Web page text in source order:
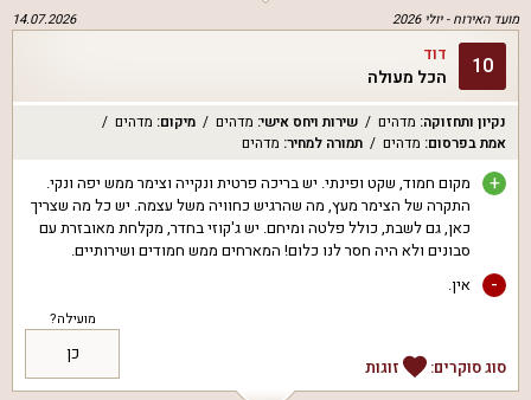
מועד האירוח -יולי 2026 14.07.2026
10 דוד
הכל מעולה
נקיון ותחזוקה: מדהים שירות ויחס אישי: מדהים מיקום: מדהים
אמת בפרסום: מדהים תמורה למחיר: מדהים
+
מקום חמוד, שקט ופינתי. יש בריכה פרטית ונקייה וצימר ממש יפה ונקי.
התקרה של הצימר מעץ, מה שהרגיש כחוויה משל עצמה. יש כל מה שצריך
כאן, גם לשבת, כולל פלטה ומיחם. יש ג'קוזי בחדר, מקלחת מאובזרת עם
סבונים ולא היה חסר לנו כלום! המארחים ממש חמודים ושירותיים.
- אין.
סוג סוקרים: זוגות
מועילה?
כן